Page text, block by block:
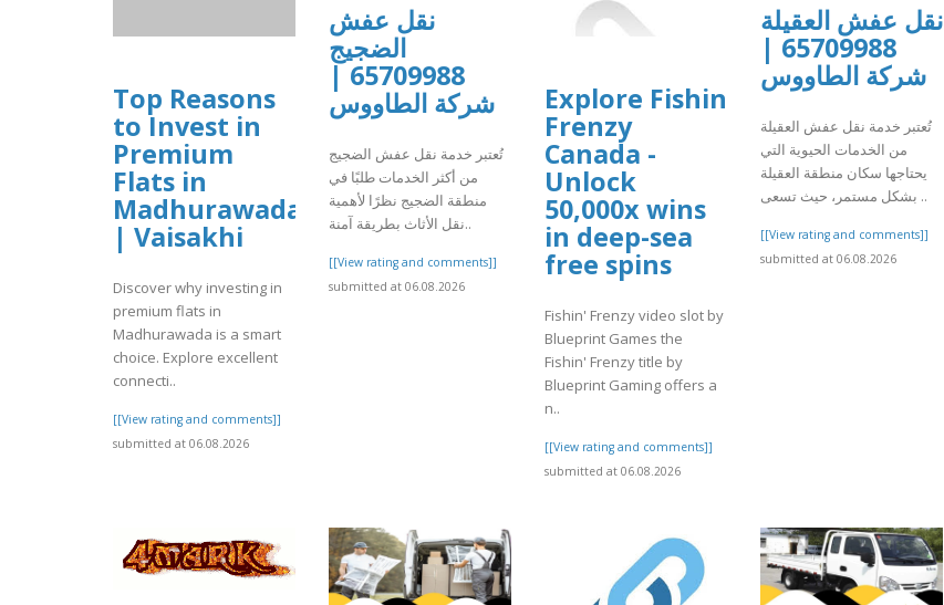
Top Reasons
to Invest in
Premium
Flats in
Madhurawada
| Vaisakhi
Discover why investing in
premium flats in
Madhurawada is a smart
choice. Explore excellent
connecti..
[[View rating and comments]]
submitted at 06.08.2026
نقل عفش
الضجيج
65709988 |
شركة الطاووس
تُعتبر خدمة نقل عفش الضجيج
من أكثر الخدمات طلبًا في
منطقة الضجيج نظرًا لأهمية
نقل الأثاث بطريقة آمنة..
[[View rating and comments]]
submitted at 06.08.2026
Explore Fishin
Frenzy
Canada -
Unlock
50,000x wins
in deep-sea
free spins
Fishin' Frenzy video slot by
Blueprint Games the
Fishin' Frenzy title by
Blueprint Gaming offers a
n..
[[View rating and comments]]
submitted at 06.08.2026
نقل عفش العقيلة
65709988 |
شركة الطاووس
تُعتبر خدمة نقل عفش العقيلة
من الخدمات الحيوية التي
يحتاجها سكان منطقة العقيلة
بشكل مستمر، حيث تسعى ..
[[View rating and comments]]
submitted at 06.08.2026